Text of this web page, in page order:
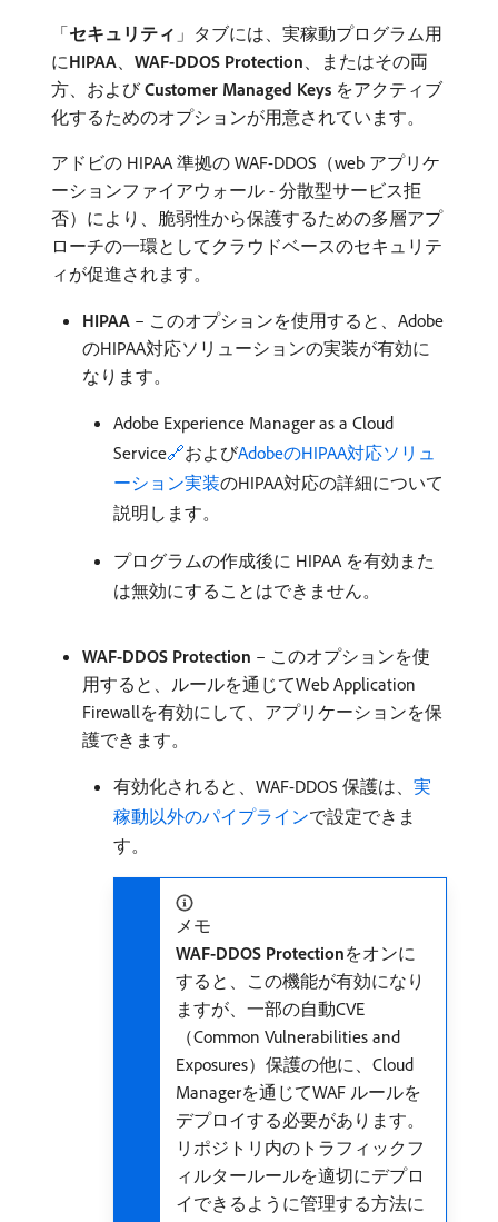
「セキュリティ 」タブには、実稼動プログラム用
に​HIPAA WAF-DDOS Protection 、またはその両
方、および​Customer Managed Keys ​をアクティブ
化するためのオプションが用意されています。
アドビの HIPAA 準拠の WAF-DDOS（web アプリケ
ーションファイアウォール - 分散型サービス拒
否）により、脆弱性から保護するための多層アプ
ローチの一環としてクラウドベースのセキュリテ
ィが促進されます。
HIPAA – このオプションを使用すると、Adobe
のHIPAA対応ソリューションの実装が有効に
なります。
Adobe Experience Manager as a Cloud
Service🔗およびAdobeのHIPAA対応ソリュ
ーション実装のHIPAA対応の詳細について
説明します。
プログラムの作成後に HIPAA を有効また
は無効にすることはできません。
WAF-DDOS Protection – このオプションを使
用すると、ルールを通じてWeb Application
Firewallを有効にして、アプリケーションを保
護できます。
有効化されると、WAF-DDOS 保護は、 実
稼動以外のパイプラインで設定できま
す。
メモ
WAF-DDOS Protection​をオンに
すると、この機能が有効になり
ますが、一部の自動CVE
（Common Vulnerabilities and
Exposures）保護の他に、Cloud
Managerを通じてWAF ルールを
デプロイする必要があります。
リポジトリ内のトラフィックフ
ィルタールールを適切にデプロ
イできるように管理する方法に